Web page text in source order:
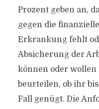
Prozent geben an,
gegen die
Erkrankung fehlt
Absicherung der
können oder
beurteilen, ob ihr
Fall genügt. Die